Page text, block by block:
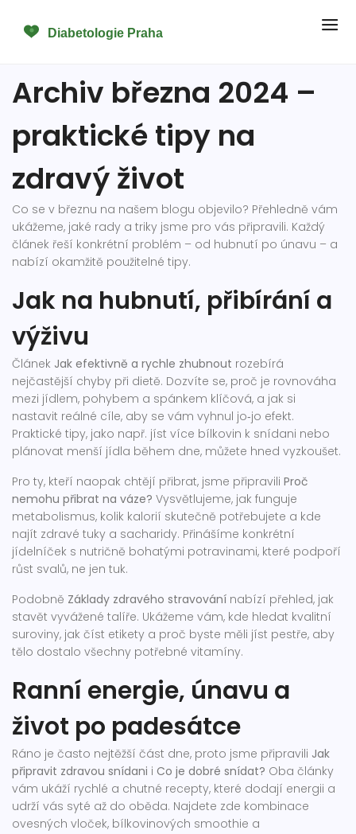
Archiv března 2024 –
praktické tipy na
zdravý život
Co se v březnu na našem blogu objevilo? Přehledně vám
ukážeme, jaké rady a triky jsme pro vás připravili. Každý
článek řeší konkrétní problém – od hubnutí po únavu – a
nabízí okamžitě použitelné tipy.
Jak na hubnutí, přibírání a
výživu
Článek Jak efektivně a rychle zhubnout rozebírá
nejčastější chyby při dietě. Dozvíte se, proč je rovnováha
mezi jídlem, pohybem a spánkem klíčová, a jak si
nastavit reálné cíle, aby se vám vyhnul jo‑jo efekt.
Praktické tipy, jako např. jíst více bílkovin k snídani nebo
plánovat menší jídla během dne, můžete hned vyzkoušet.
Pro ty, kteří naopak chtějí přibrat, jsme připravili Proč
nemohu přibrat na váze? Vysvětlujeme, jak funguje
metabolismus, kolik kalorií skutečně potřebujete a kde
najít zdravé tuky a sacharidy. Přinášíme konkrétní
jídelníček s nutričně bohatými potravinami, které podpoří
růst svalů, ne jen tuk.
Podobně Základy zdravého stravování nabízí přehled, jak
stavět vyvážené talíře. Ukážeme vám, kde hledat kvalitní
suroviny, jak číst etikety a proč byste měli jíst pestře, aby
tělo dostalo všechny potřebné vitamíny.
Ranní energie, únavu a
život po padesátce
Ráno je často nejtěžší část dne, proto jsme připravili Jak
připravit zdravou snídani i Co je dobré snídat? Oba články
vám ukáží rychlé a chutné recepty, které dodají energii a
udrží vás syté až do oběda. Najdete zde kombinace
ovesných vloček, bílkovinových smoothie a